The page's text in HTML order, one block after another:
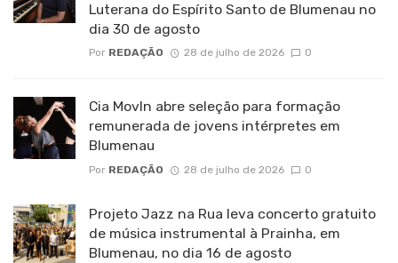
Luterana do Espírito Santo de Blumenau no
dia 30 de agosto
Por REDAÇÃO 28 de julho de 2026 0
Cia MovIn abre seleção para formação
remunerada de jovens intérpretes em
Blumenau
Por REDAÇÃO 28 de julho de 2026 0
Projeto Jazz na Rua leva concerto gratuito
de música instrumental à Prainha, em
Blumenau, no dia 16 de agosto